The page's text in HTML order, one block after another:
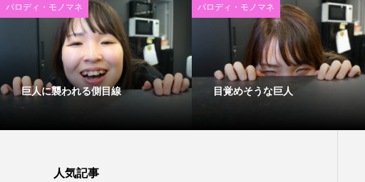
パロディ・モノマネ
巨人に襲われる側目線
パロディ・モノマネ
目覚めそうな巨人
人気記事